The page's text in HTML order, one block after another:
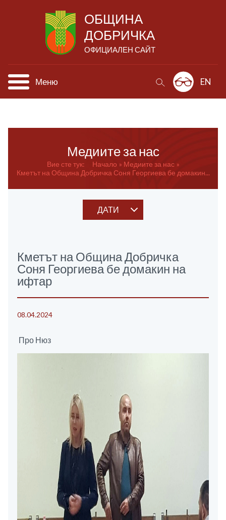
ОБЩИНА
ДОБРИЧКА
ОФИЦИАЛЕН САЙТ
Меню EN
Медиите за нас
Вие сте тук: Начало
Медиите за нас
Кметът на Община Добричка Соня Георгиева бе домакин...
ДАТИ
Кметът на Община Добричка
Соня Георгиева бе домакин на
ифтар
08.04.2024
Про Нюз